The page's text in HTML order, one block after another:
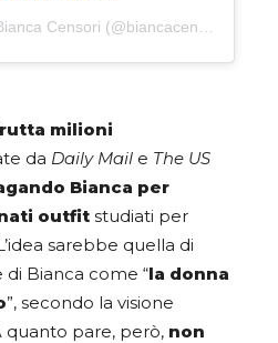
milioni
da Daily Mail e The US
Bianca per
outfit studiati per
sarebbe quella di
di Bianca come “la donna
”, secondo la visione
quanto pare, però, non